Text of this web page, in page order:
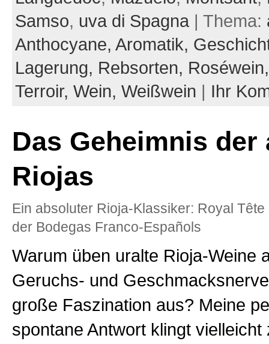
Samso, uva di Spagna| Thema:
Anthocyane, Aromatik,
Lagerung, Rebsorten,
Terroir, Wein, Weißwein | Ihr
Das Geheimnis der
Riojas
Ein absoluter Rioja-Klassiker: Royal
der Bodegas Franco-Españols
Warum üben uralte Rioja-Weine
Geruchs- und
große Faszination aus? Meine
spontane Antwort klingt vielleicht